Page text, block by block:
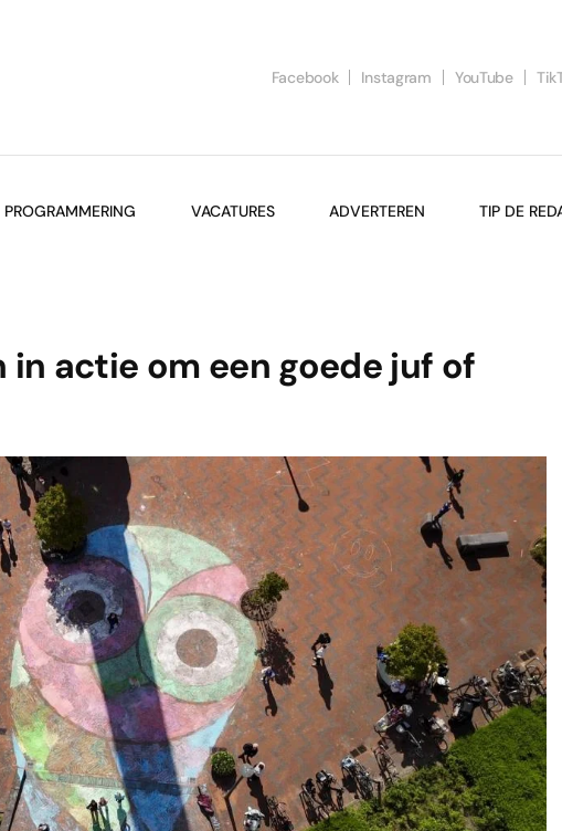
Facebook Instagram YouTube
PROGRAMMERING VACATURES ADVERTEREN TIP DE
actie om een goede juf of